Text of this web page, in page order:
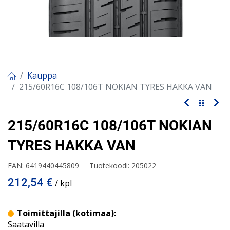
Kauppa
215/60R16C 108/106T NOKIAN TYRES HAKKA VAN
215/60R16C 108/106T NOKIAN
TYRES HAKKA VAN
EAN: 6419440445809 Tuotekoodi: 205022
212,54 € / kpl
Toimittajilla (kotimaa):
Saatavilla